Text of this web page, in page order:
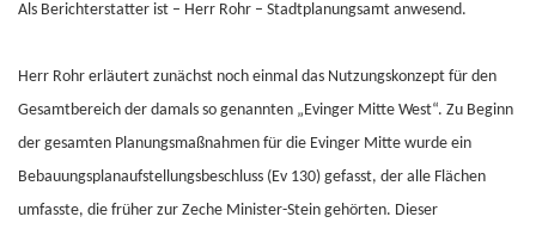
Als Berichterstatter ist – Herr Rohr – Stadtplanungsamt anwesend.
Herr Rohr erläutert zunächst noch einmal das Nutzungskonzept für den
Gesamtbereich der damals so genannten „Evinger Mitte West“. Zu Beginn
der gesamten Planungsmaßnahmen für die Evinger Mitte wurde ein
Bebauungsplanaufstellungsbeschluss (Ev 130) gefasst, der alle Flächen
umfasste, die früher zur Zeche Minister-Stein gehörten. Dieser